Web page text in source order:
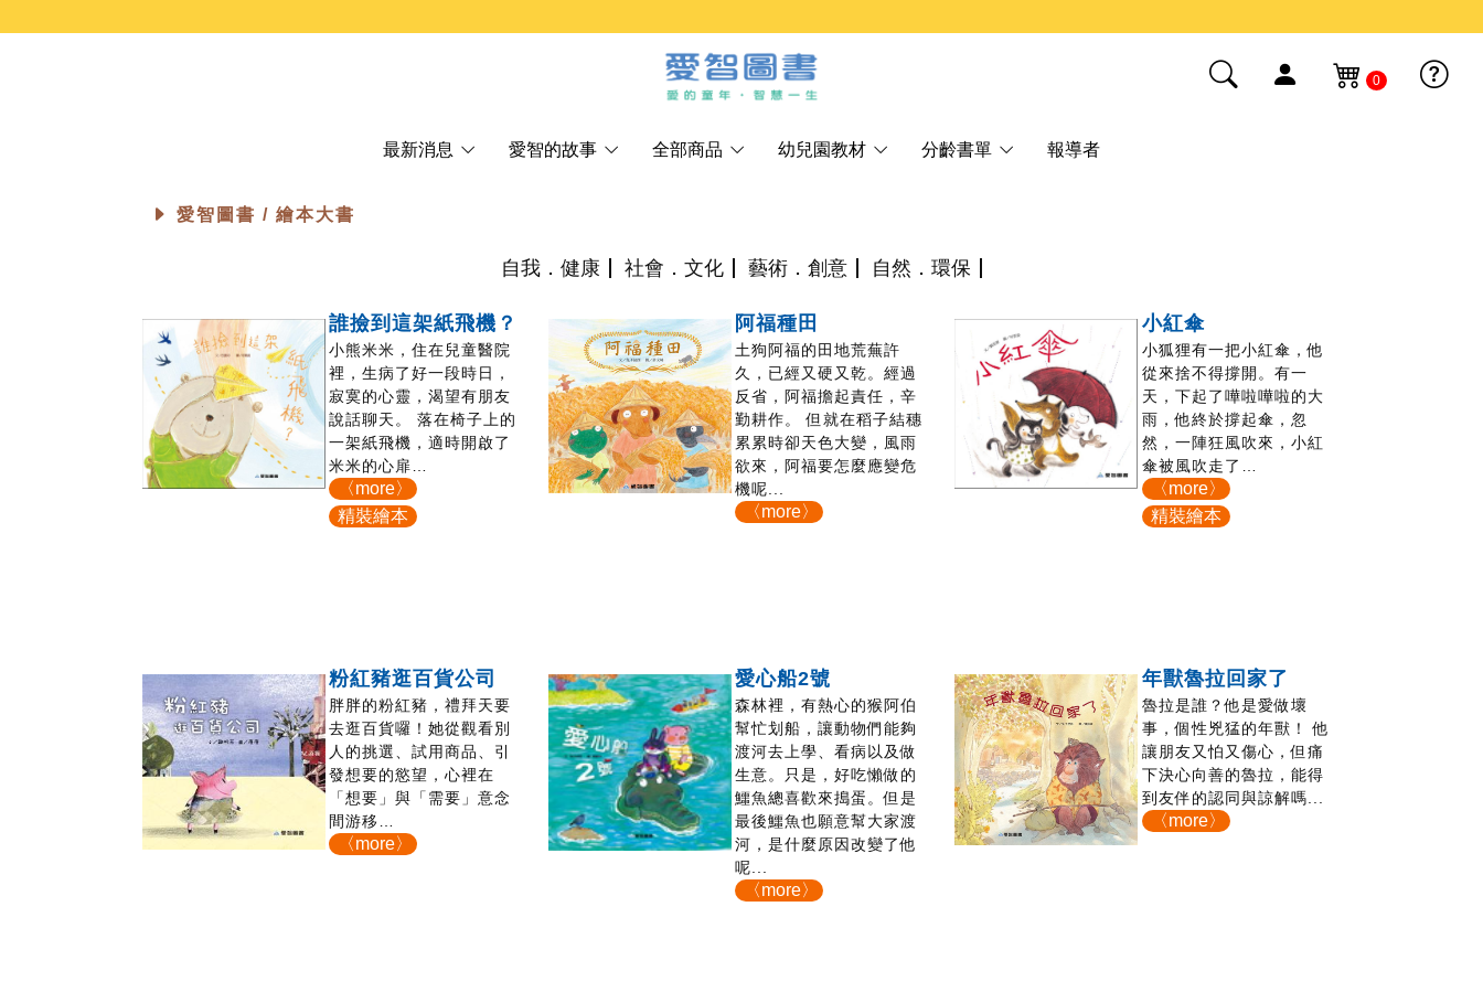
0
最新消息 愛智的故事 全部商品 幼兒園教材 分齡書單 報導者
愛智圖書 / 繪本大書
自我．健康 社會．文化 藝術．創意 自然．環保
誰撿到這架紙飛機？
小熊米米，住在兒童醫院
裡，生病了好一段時日，
寂寞的心靈，渴望有朋友
說話聊天。 落在椅子上的
一架紙飛機，適時開啟了
米米的心扉…
〈more〉
精裝繪本
阿福種田
土狗阿福的田地荒蕪許
久，已經又硬又乾。經過
反省，阿福擔起責任，辛
勤耕作。 但就在稻子結穗
累累時卻天色大變，風雨
欲來，阿福要怎麼應變危
機呢...
〈more〉
小紅傘
小狐狸有一把小紅傘，他
從來捨不得撐開。有一
天，下起了嘩啦嘩啦的大
雨，他終於撐起傘，忽
然，一陣狂風吹來，小紅
傘被風吹走了…
〈more〉
精裝繪本
粉紅豬逛百貨公司
胖胖的粉紅豬，禮拜天要
去逛百貨囉！她從觀看別
人的挑選、試用商品、引
發想要的慾望，心裡在
「想要」與「需要」意念
間游移…
〈more〉
愛心船2號
森林裡，有熱心的猴阿伯
幫忙划船，讓動物們能夠
渡河去上學、看病以及做
生意。只是，好吃懶做的
鱷魚總喜歡來搗蛋。但是
最後鱷魚也願意幫大家渡
河，是什麼原因改變了他
呢...
〈more〉
年獸魯拉回家了
魯拉是誰？他是愛做壞
事，個性兇猛的年獸！ 他
讓朋友又怕又傷心，但痛
下決心向善的魯拉，能得
到友伴的認同與諒解嗎...
〈more〉